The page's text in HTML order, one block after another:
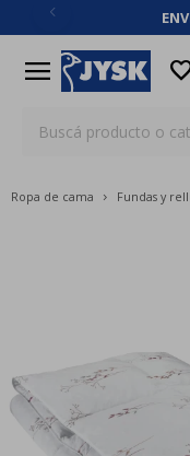
menu
Ropa de cama Fundas y
close